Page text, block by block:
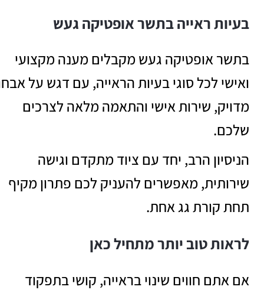
בעיות ראייה בתשר אופטיקה געש
בתשר אופטיקה געש מקבלים מענה מקצועי
ואישי לכל סוגי בעיות הראייה, עם דגש על
מדויק, שירות אישי והתאמה מלאה לצרכים
שלכם.
הניסיון הרב, יחד עם ציוד מתקדם וגישה
שירותית, מאפשרים להעניק לכם פתרון מקיף
תחת קורת גג אחת.
לראות טוב יותר מתחיל כאן
אם אתם חווים שינוי בראייה, קושי בתפקוד